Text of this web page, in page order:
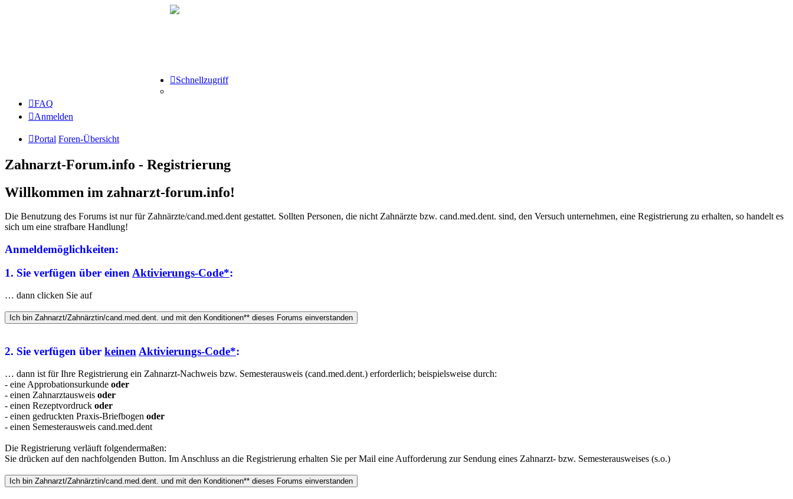
Schnellzugriff
FAQ
Anmelden
Portal Foren-Übersicht
Zahnarzt-Forum.info - Registrierung
Willkommen im zahnarzt-forum.info!
Die Benutzung des Forums ist nur für Zahnärzte/cand.med.dent gestattet. Sollten Personen, die nicht Zahnärzte bzw. cand.med.dent. sind, den Versuch unternehmen, eine Registrierung zu erhalten, so handelt es
sich um eine strafbare Handlung!
Anmeldemöglichkeiten:
1. Sie verfügen über einen Aktivierungs-Code*:
… dann clicken Sie auf
2. Sie verfügen über keinen Aktivierungs-Code*:
… dann ist für Ihre Registrierung ein Zahnarzt-Nachweis bzw. Semesterausweis (cand.med.dent.) erforderlich; beispielsweise durch:
- eine Approbationsurkunde oder
- einen Zahnarztausweis oder
- einen Rezeptvordruck oder
- einen gedruckten Praxis-Briefbogen oder
- einen Semesterausweis cand.med.dent
Die Registrierung verläuft folgendermaßen:
Sie drücken auf den nachfolgenden Button. Im Anschluss an die Registrierung erhalten Sie per Mail eine Aufforderung zur Sendung eines Zahnarzt- bzw. Semesterausweises (s.o.)